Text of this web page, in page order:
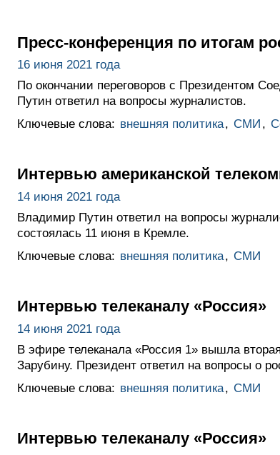
Пресс-конференция по итогам
16 июня 2021 года
По окончании переговоров с Президентом
Путин ответил на вопросы журналистов.
Ключевые слова: внешняя политика, СМИ ,
Интервью американской
14 июня 2021 года
Владимир Путин ответил на вопросы
состоялась 11 июня в Кремле.
Ключевые слова: внешняя политика, СМИ
Интервью телеканалу «Россия»
14 июня 2021 года
В эфире телеканала «Россия 1» вышла
Зарубину. Президент ответил на вопросы о
Ключевые слова: внешняя политика, СМИ
Интервью телеканалу «Россия»